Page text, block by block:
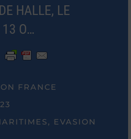
HALLE, LE
13 O…
FRANCE
EVASION